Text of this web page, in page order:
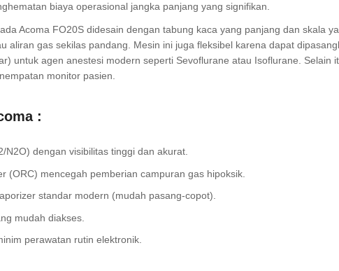
biaya operasional jangka panjang yang signifikan.
Acoma FO20S didesain dengan tabung kaca yang panjang dan skala
aliran gas sekilas pandang. Mesin ini juga fleksibel karena dapat
untuk agen anestesi modern seperti Sevoflurane atau Isoflurane. Selain
monitor pasien.
:
N2O) dengan visibilitas tinggi dan akurat.
(ORC) mencegah pemberian campuran gas hipoksik.
standar modern (mudah pasang-copot).
mudah diakses.
perawatan rutin elektronik.